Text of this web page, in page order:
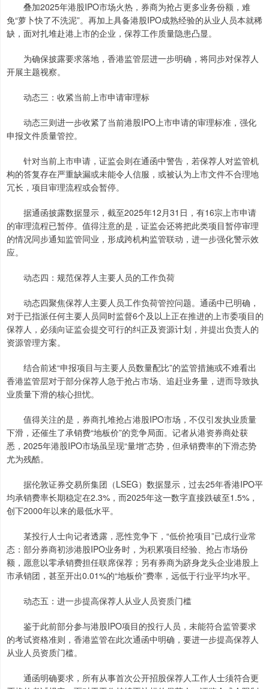
叠加2025年港股IPO市场火热，券商为抢占更多业务份额，难
免“萝卜快了不洗泥”。再加上具备港股IPO成熟经验的从业人员本就稀
缺，面对扎堆赴港上市的企业，保荐工作质量隐患凸显。
为确保披露要求落地，香港监管层进一步明确，将同步对保荐人
开展主题视察。
动态三：收紧当前上市申请审理标
动态三则进一步收紧了当前港股IPO上市申请的审理标准，强化
申报文件质量管控。
针对当前上市申请，证监会则在通函中警告，若保荐人对监管机
构的答复存在严重缺漏或未能令人信服，或被认为上市文件不合理地
冗长，项目审理流程或会暂停。
据通函披露数据显示，截至2025年12月31日，有16宗上市申请
的审理流程已暂停。值得注意的是，证监会还将把此类项目暂停审理
的情况同步通知监管同业，形成跨机构监管联动，进一步强化警示效
应。
动态四：规范保荐人主要人员的工作负荷
动态四聚焦保荐人主要人员工作负荷管控问题。通函中已明确，
对于已指派任何主要人员同时监督6个及以上正在推进的上市委项目的
保荐人，必须向证监会提交可行的纠正及资源计划，并提出负责人的
资源管理方案。
结合前述“申报项目与主要人员数量配比”的监管措施或不难看出
香港监管层对于部分保荐人急于抢占市场、追赶业务量，进而导致执
业质量下滑的核心担忧。
值得关注的是，券商扎堆抢占港股IPO市场，不仅引发执业质量
下滑，还催生了承销费“地板价”的竞争局面。记者从港资券商处获
悉，2025年港股IPO市场虽呈现“量增”态势，但承销费率的下滑态势
尤为残酷。
据伦敦证券交易所集团（LSEG）数据显示，过去25年香港IPO平
均承销费率长期稳定在2.3%，而2025年这一数字直接跌破至1.5%，
创下2000年以来的最低水平。
某投行人士向记者透露，恶性竞争下，“低价抢项目”已成行业常
态：部分券商初涉港股IPO业务时，为积累项目经验、抢占市场份
额，愿意以零承销费担任联席保荐；另有券商为跻身龙头企业港股上
市承销团，甚至开出0.01%的“地板价”费率，远低于行业平均水平。
动态五：进一步提高保荐人从业人员资质门槛
鉴于此前部分参与港股IPO项目的投行人员，未能符合监管要求
的考试资格准则，香港监管在此次通函中明确，要进一步提高保荐人
从业人员资质门槛。
通函明确要求，所有从事首次公开招股保荐人工作人士须符合更